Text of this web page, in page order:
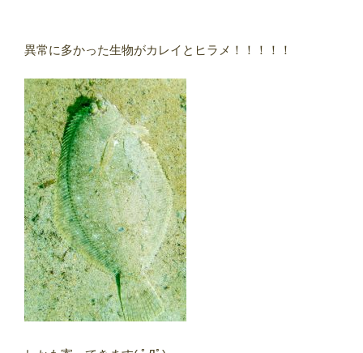
異常に多かった生物がカレイとヒラメ！！！！！